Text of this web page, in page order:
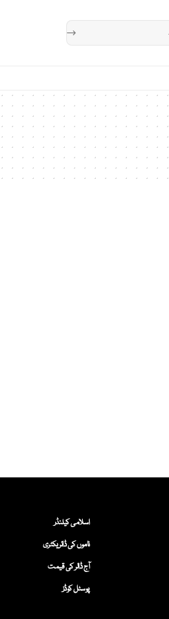
اسلامی کیلنڈر
ناموں کی ڈائریکٹری
آج ڈالر کی قیمت
پوسٹل کوڈز